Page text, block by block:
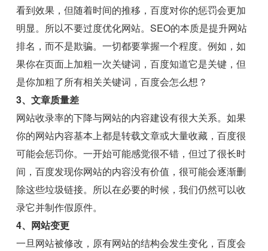
看到效果，但随着时间的推移，百度对你的惩罚会更加
明显。所以不要过度优化网站。SEO的本质是提升网站
排名，而不是欺骗。一切都要掌握一个程度。例如，如
果你在页面上加粗一次关键词，百度知道它是关键，但
是你加粗了所有相关关键词，百度会怎么想？
3、文章质量差
网站收录率的下降与网站的内容建设有很大关系。如果
你的网站内容基本上都是转载文章或大量收藏，百度很
可能会惩罚你。一开始可能感觉很不错，但过了很长时
间，百度发现你网站的内容没有价值，很可能会逐渐删
除这些垃圾链接。所以在必要的时候，我们仍然可以收
录它并制作假原件。
4、网站变更
一旦网站被修改，原有网站的结构会发生变化，百度会